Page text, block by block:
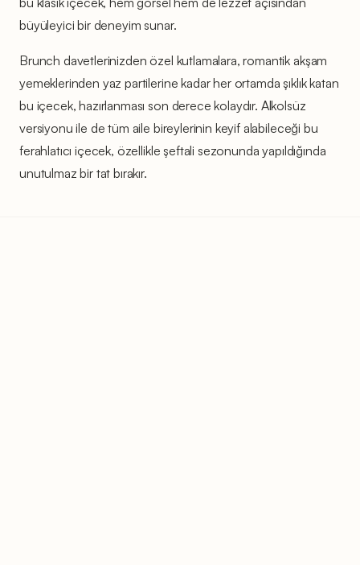
büyüleyici bir deneyim sunar.
Brunch davetlerinizden özel kutlamalara, romantik akşam
yemeklerinden yaz partilerine kadar her ortamda şıklık katan
bu içecek, hazırlanması son derece kolaydır. Alkolsüz
versiyonu ile de tüm aile bireylerinin keyif alabileceği bu
ferahlatıcı içecek, özellikle şeftali sezonunda yapıldığında
unutulmaz bir tat bırakır.